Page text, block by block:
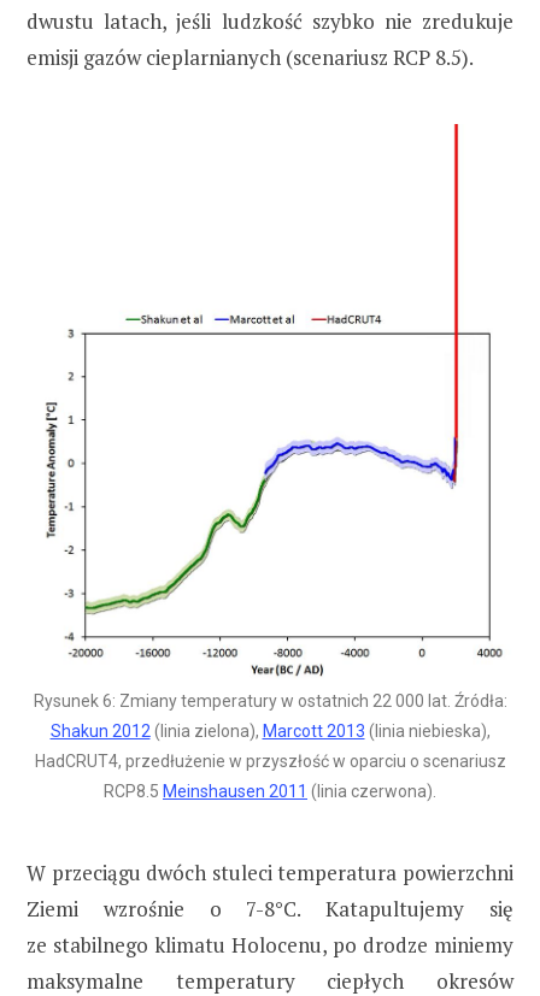
dwustu latach, jeśli ludzkość szybko nie zredukuje
emisji gazów cieplarnianych (scenariusz RCP 8.5).
Rysunek 6: Zmiany temperatury w ostatnich 22 000 lat. Źródła:
Shakun 2012 (linia zielona), Marcott 2013 (linia niebieska),
HadCRUT4, przedłużenie w przyszłość w oparciu o scenariusz
RCP8.5 Meinshausen 2011 (linia czerwona).
W przeciągu dwóch stuleci temperatura powierzchni
Ziemi wzrośnie o 7-8°C. Katapultujemy się
ze stabilnego klimatu Holocenu, po drodze miniemy
maksymalne temperatury ciepłych okresów